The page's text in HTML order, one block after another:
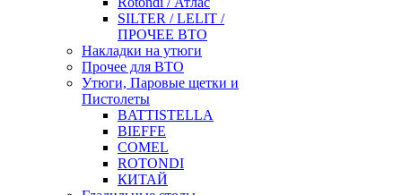
SILTER / LELIT /
ПРОЧЕЕ ВТО
Накладки на утюги
Прочее для ВТО
Утюги, Паровые щетки и
Пистолеты
BATTISTELLA
BIEFFE
COMEL
ROTONDI
КИТАЙ